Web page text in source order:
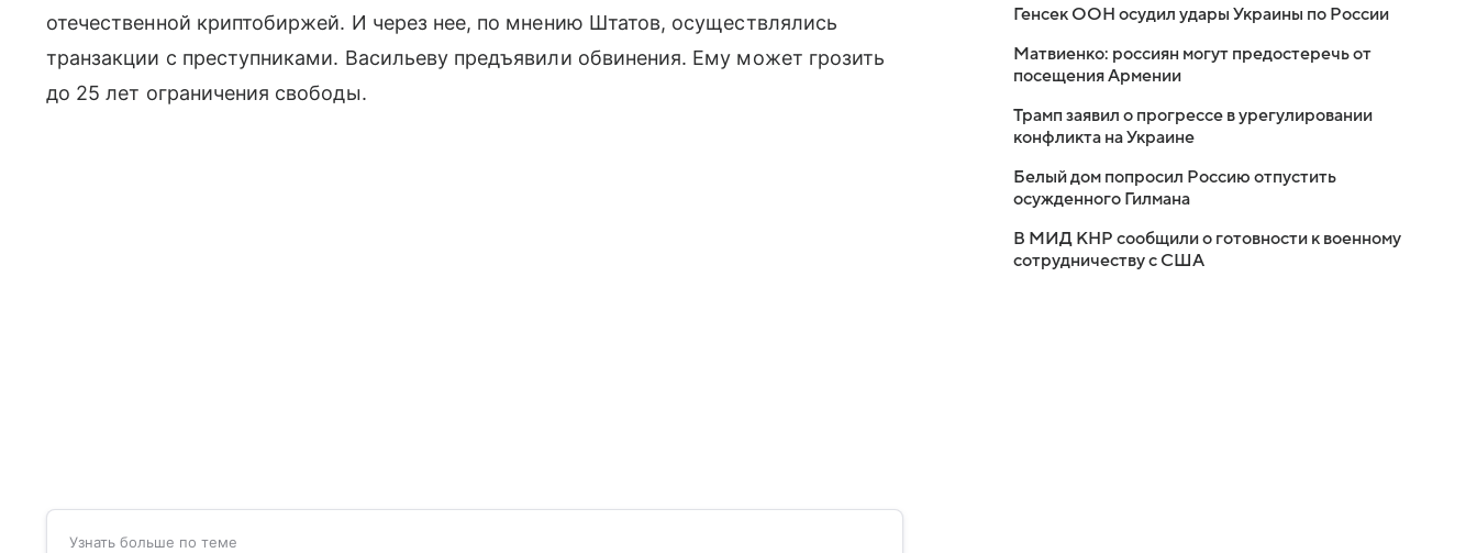
отечественной криптобиржей. И через нее, по мнению Штатов, осуществлялись
транзакции с преступниками. Васильеву предъявили обвинения. Ему может грозить
до 25 лет ограничения свободы.
Узнать больше по теме
Генсек ООН осудил удары Украины по России
Матвиенко: россиян могут предостеречь от
посещения Армении
Трамп заявил о прогрессе в урегулировании
конфликта на Украине
Белый дом попросил Россию отпустить
осужденного Гилмана
В МИД КНР сообщили о готовности к военному
сотрудничеству с США